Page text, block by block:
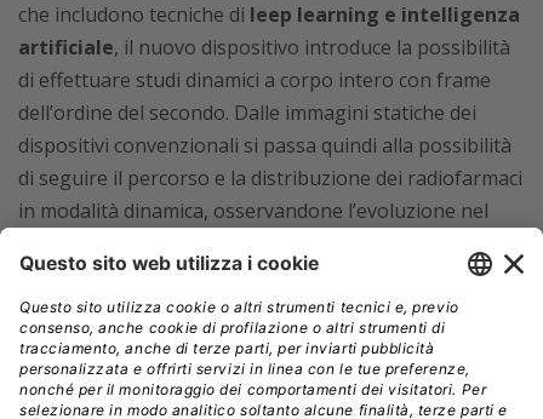
che includono tecniche di leep learning e intelligenza
artificiale, il nuovo dispositivo introduce la possibilità
di effettuare studi dinamici a corpo intero con frame
dell’ordine del secondo. Dalle immagini statiche dei
dispositivi convenzionali si passa quindi alla possibilità
di seguire il percorso e la distribuzione dei radiofarmaci
in modalità dinamica, osservandone l’evoluzione nel
cinema.
Il nuovo macchinarioapre importanti prospettive
per losviluppo di nuovi radiofarmacisia con finalità
diagnostiche che terapeutiche. L’attività di studio